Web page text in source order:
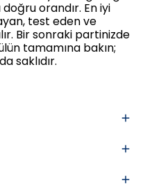
orandır. En iyi
test eden ve
Bir sonraki partinizde
tamamına bakın;
saklıdır.